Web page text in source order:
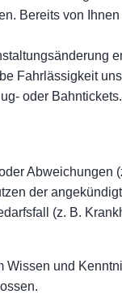
Bereits von
Fahrlässigkeit
oder Bahntickets.
Abweichungen
der
(z. B.
und